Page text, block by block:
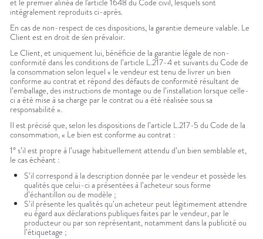
et le premier alinéa de l'article 1648 du Code civil, lesquels sont
intégralement reproduits ci-après.
En cas de non-respect de ces dispositions, la garantie demeure valable. Le
Client est en droit de s'en prévaloir.
Le Client, et uniquement lui, bénéficie de la garantie légale de non-
conformité dans les conditions de l’article L.217-4 et suivants du Code de
la consommation selon lequel « le vendeur est tenu de livrer un bien
conforme au contrat et répond des défauts de conformité résultant de
l’emballage, des instructions de montage ou de l’installation lorsque celle-
ci a été mise à sa charge par le contrat ou a été réalisée sous sa
responsabilité ».
Il est précisé que, selon les dispositions de l’article L.217-5 du Code de la
consommation, « Le bien est conforme au contrat :
1° s’il est propre à l’usage habituellement attendu d’un bien semblable et,
le cas échéant :
S’il correspond à la description donnée par le vendeur et possède les
qualités que celui-ci a présentées à l’acheteur sous forme
d’échantillon ou de modèle ;
S’il présente les qualités qu’un acheteur peut légitimement attendre
eu égard aux déclarations publiques faites par le vendeur, par le
producteur ou par son représentant, notamment dans la publicité ou
l’étiquetage ;